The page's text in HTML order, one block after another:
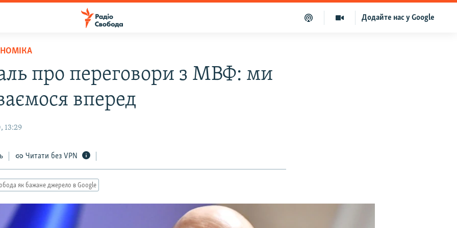
Додайте нас у Google
про переговори з МВФ: ми
вперед
13:29
Читати без VPN
як бажане джерело в Google